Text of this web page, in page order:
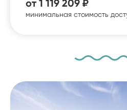
от 1 119 209 ₽
минимальная стоимость